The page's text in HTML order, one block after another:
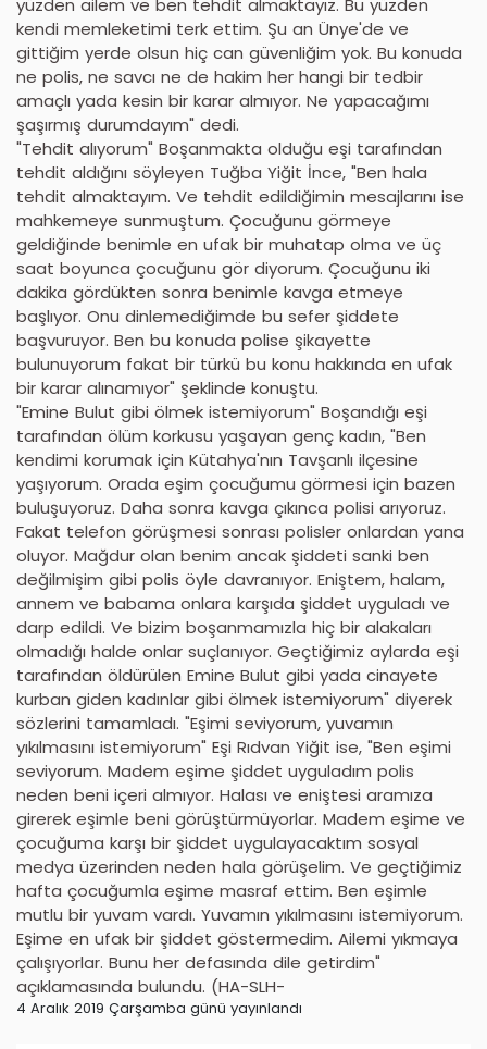
yüzden ailem ve ben tehdit almaktayız. Bu yüzden
kendi memleketimi terk ettim. Şu an Ünye'de ve
gittiğim yerde olsun hiç can güvenliğim yok. Bu konuda
ne polis, ne savcı ne de hakim her hangi bir tedbir
amaçlı yada kesin bir karar almıyor. Ne yapacağımı
şaşırmış durumdayım" dedi.
"Tehdit alıyorum" Boşanmakta olduğu eşi tarafından
tehdit aldığını söyleyen Tuğba Yiğit İnce, "Ben hala
tehdit almaktayım. Ve tehdit edildiğimin mesajlarını ise
mahkemeye sunmuştum. Çocuğunu görmeye
geldiğinde benimle en ufak bir muhatap olma ve üç
saat boyunca çocuğunu gör diyorum. Çocuğunu iki
dakika gördükten sonra benimle kavga etmeye
başlıyor. Onu dinlemediğimde bu sefer şiddete
başvuruyor. Ben bu konuda polise şikayette
bulunuyorum fakat bir türkü bu konu hakkında en ufak
bir karar alınamıyor" şeklinde konuştu.
"Emine Bulut gibi ölmek istemiyorum" Boşandığı eşi
tarafından ölüm korkusu yaşayan genç kadın, "Ben
kendimi korumak için Kütahya'nın Tavşanlı ilçesine
yaşıyorum. Orada eşim çocuğumu görmesi için bazen
buluşuyoruz. Daha sonra kavga çıkınca polisi arıyoruz.
Fakat telefon görüşmesi sonrası polisler onlardan yana
oluyor. Mağdur olan benim ancak şiddeti sanki ben
değilmişim gibi polis öyle davranıyor. Eniştem, halam,
annem ve babama onlara karşıda şiddet uyguladı ve
darp edildi. Ve bizim boşanmamızla hiç bir alakaları
olmadığı halde onlar suçlanıyor. Geçtiğimiz aylarda eşi
tarafından öldürülen Emine Bulut gibi yada cinayete
kurban giden kadınlar gibi ölmek istemiyorum" diyerek
sözlerini tamamladı. "Eşimi seviyorum, yuvamın
yıkılmasını istemiyorum" Eşi Rıdvan Yiğit ise, "Ben eşimi
seviyorum. Madem eşime şiddet uyguladım polis
neden beni içeri almıyor. Halası ve eniştesi aramıza
girerek eşimle beni görüştürmüyorlar. Madem eşime ve
çocuğuma karşı bir şiddet uygulayacaktım sosyal
medya üzerinden neden hala görüşelim. Ve geçtiğimiz
hafta çocuğumla eşime masraf ettim. Ben eşimle
mutlu bir yuvam vardı. Yuvamın yıkılmasını istemiyorum.
Eşime en ufak bir şiddet göstermedim. Ailemi yıkmaya
çalışıyorlar. Bunu her defasında dile getirdim"
açıklamasında bulundu. (HA-SLH-
4 Aralık 2019 Çarşamba günü yayınlandı